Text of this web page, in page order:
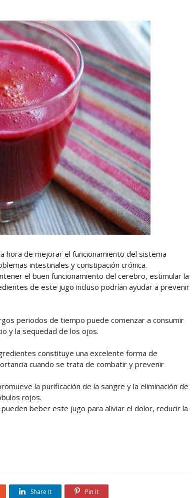
hora de mejorar el funcionamiento del sistema
intestinales y constipación crónica.
el buen funcionamiento del cerebro, estimular la
de este jugo incluso podrían ayudar a prevenir
periodos de tiempo puede comenzar a consumir
y la sequedad de los ojos.
constituye una excelente forma de
cuando se trata de combatir y prevenir
la purificación de la sangre y la eliminación de
rojos.
beber este jugo para aliviar el dolor, reducir la
Share it Pin it